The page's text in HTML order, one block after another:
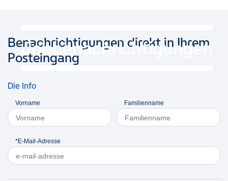
Jobbenachrichtigungen
Benachrichtigungen direkt in Ihrem
Posteingang
Die Info
Vorname Familienname
*E-Mail-Adresse